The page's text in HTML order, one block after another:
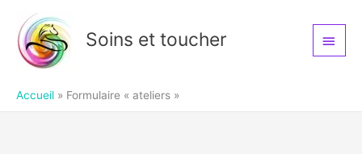
Soins et toucher
Accueil Formulaire « ateliers »